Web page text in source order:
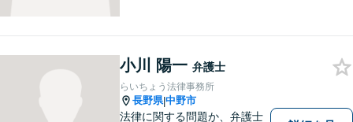
する癖をつけることを勧めて
おります。早期相談が早期解
決に繋がりますのでお気軽に
ご相談ください。
小川 陽一 弁護士
らいちょう法律事務所
長野県|中野市
法律に関する問題か、弁護士